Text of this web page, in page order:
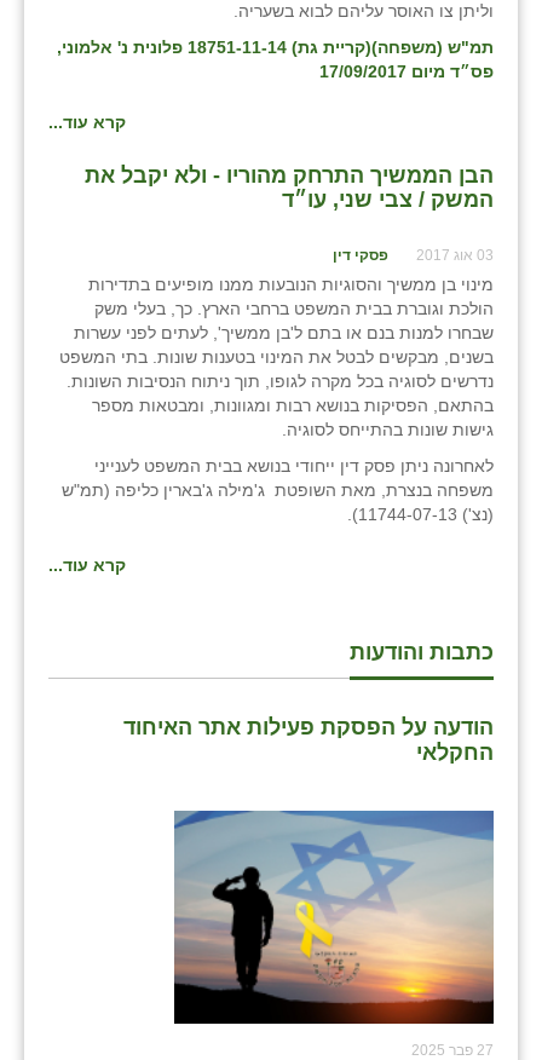
וליתן צו האוסר עליהם לבוא בשעריה.
תמ"ש (משפחה)(קריית גת) 18751-11-14 פלונית נ' אלמוני,
פס״ד מיום 17/09/2017
קרא עוד...
הבן הממשיך התרחק מהוריו - ולא יקבל את
המשק / צבי שני, עו״ד
03 אוג 2017 פסקי דין
מינוי בן ממשיך והסוגיות הנובעות ממנו מופיעים בתדירות
הולכת וגוברת בבית המשפט ברחבי הארץ. כך, בעלי משק
שבחרו למנות בנם או בתם ל'בן ממשיך', לעתים לפני עשרות
בשנים, מבקשים לבטל את המינוי בטענות שונות. בתי המשפט
נדרשים לסוגיה בכל מקרה לגופו, תוך ניתוח הנסיבות השונות.
בהתאם, הפסיקות בנושא רבות ומגוונות, ומבטאות מספר
גישות שונות בהתייחס לסוגיה.
לאחרונה ניתן פסק דין ייחודי בנושא בבית המשפט לענייני
משפחה בנצרת, מאת השופטת ג'מילה ג'בארין כליפה (תמ"ש
(נצ') 11744-07-13).
קרא עוד...
כתבות והודעות
הודעה על הפסקת פעילות אתר האיחוד
החקלאי
27 פבר 2025
בצרה
בקעות
גן השומרון
גני עם
גני יהודה
גנות
ורד יריחו
זוהר
חמרה
יבול (מורג)
כליל
כפר ביאליק
כפר הרי״ף